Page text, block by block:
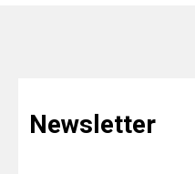
Newsletter